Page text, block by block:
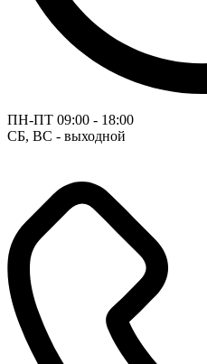
ПН-ПТ 09:00 - 18:00
СБ, ВС - выходной